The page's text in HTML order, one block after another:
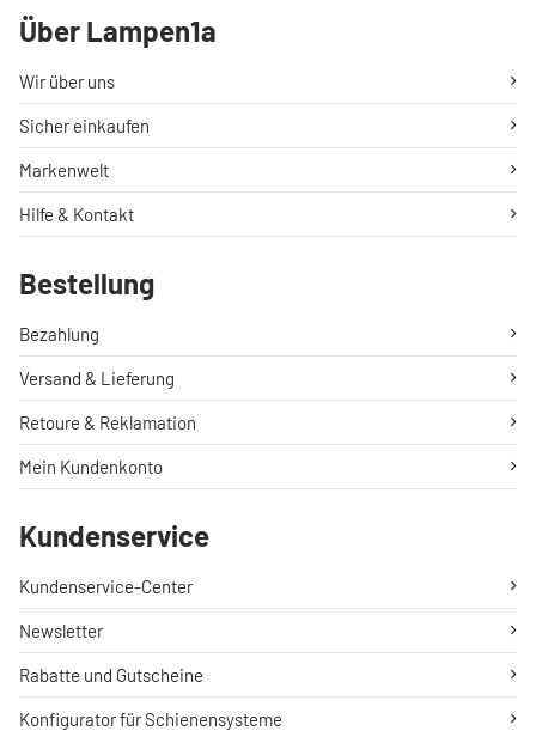
Über Lampen1a
Wir über uns
Sicher einkaufen
Markenwelt
Hilfe & Kontakt
Bestellung
Bezahlung
Versand & Lieferung
Retoure & Reklamation
Mein Kundenkonto
Kundenservice
Kundenservice-Center
Newsletter
Rabatte und Gutscheine
Konfigurator für Schienensysteme